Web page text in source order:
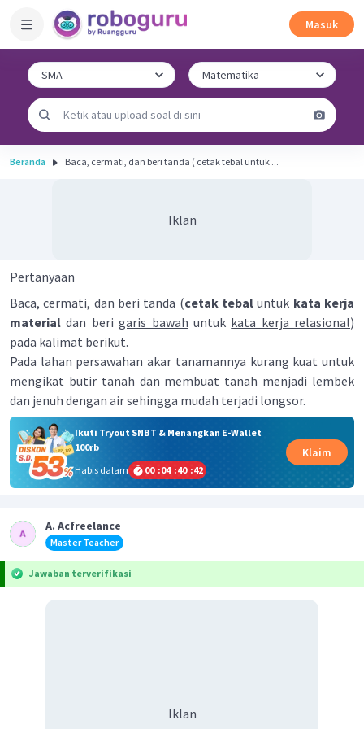
Masuk
Beranda Baca, cermati, dan beri tanda ( cetak tebal untuk ...
Iklan
Pertanyaan
Baca, cermati, dan beri tanda (cetak tebal untuk kata kerja
material dan berigaris bawah untuk kata kerja relasional)
pada kalimat berikut.
Pada lahan persawahan akar tanamannya kurang kuat untuk
mengikat butir tanah dan membuat tanah menjadi lembek
dan jenuh dengan air sehingga mudah terjadi longsor.
Ikuti Tryout SNBT & Menangkan E-Wallet
100rb
Habis dalam
00 :04 :40 :42
Klaim
A. Acfreelance
Master Teacher
Jawaban terverifikasi
Iklan